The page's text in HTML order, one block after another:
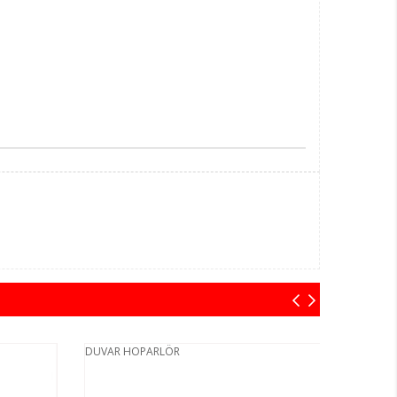
DUVAR HOPARLÖR